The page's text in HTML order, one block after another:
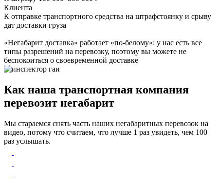
Клиента
К отправке транспортного средства на штрафстоянку и срыву
дат доставки груза
«Негабарит доставка» работает «по-белому»: у нас есть все
типы разрешений на перевозку, поэтому вы можете не
беспокоиться о своевременной доставке
Как наша транспортная компания
перевозит негабарит
Мы стараемся снять часть наших негабаритных перевозок на
видео, потому что считаем, что лучше 1 раз увидеть, чем 100
раз услышать.